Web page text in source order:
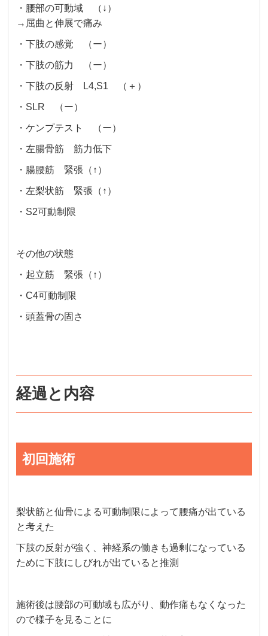
・腰部の可動域 （↓）
→屈曲と伸展で痛み
・下肢の感覚 （ー）
・下肢の筋力 （ー）
・下肢の反射 L4,S1 （＋）
・SLR （ー）
・ケンプテスト （ー）
・左腸骨筋 筋力低下
・腸腰筋 緊張（↑）
・左梨状筋 緊張（↑）
・S2可動制限
その他の状態
・起立筋 緊張（↑）
・C4可動制限
・頭蓋骨の固さ
経過と内容
初回施術
梨状筋と仙骨による可動制限によって腰痛が出ている
と考えた
下肢の反射が強く、神経系の働きも過剰になっている
ために下肢にしびれが出ていると推測
施術後は腰部の可動域も広がり、動作痛もなくなった
ので様子を見ることに